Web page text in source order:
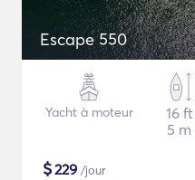
Escape 550
Yacht à moteur
16 ft
5 m
$229 /jour